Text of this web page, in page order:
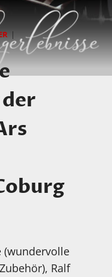
|
(wundervolle
Ralf